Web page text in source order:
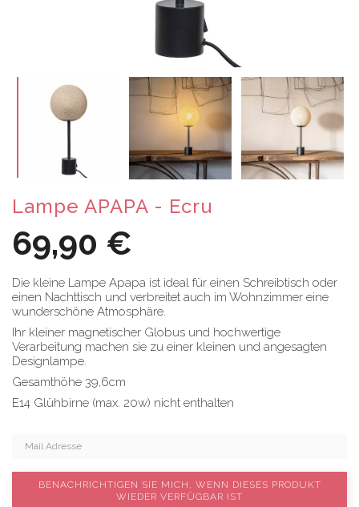
Lampe APAPA - Ecru
69,90 €
Die kleine Lampe Apapa ist ideal für einen Schreibtisch oder
einen Nachttisch und verbreitet auch im Wohnzimmer eine
wunderschöne Atmosphäre.
Ihr kleiner magnetischer Globus und hochwertige
Verarbeitung machen sie zu einer kleinen und angesagten
Designlampe.
Gesamthöhe 39,6cm
E14 Glühbirne (max. 20w) nicht enthalten
BENACHRICHTIGEN SIE MICH, WENN DIESES PRODUKT
WIEDER VERFÜGBAR IST